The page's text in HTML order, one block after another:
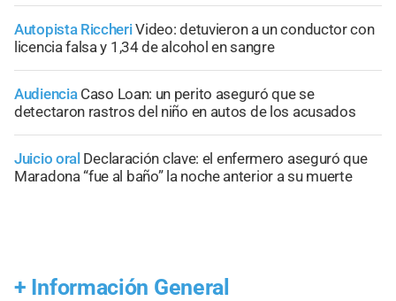
Autopista RiccheriVideo: detuvieron a un conductor con
licencia falsa y 1,34 de alcohol en sangre
Audiencia Caso Loan: un perito aseguró que se
detectaron rastros del niño en autos de los acusados
Juicio oral Declaración clave: el enfermero aseguró que
Maradona “fue al baño” la noche anterior a su muerte
+ Información General